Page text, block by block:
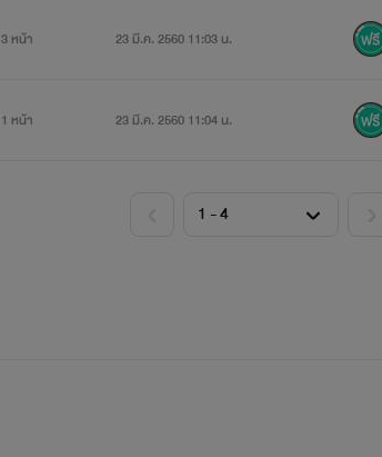
3 หน้า 23 มี.ค. 2560 11:03 น.
1 หน้า 23 มี.ค. 2560 11:04 น.